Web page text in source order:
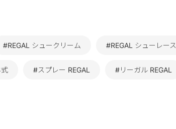
#REGAL シュークリーム #REGAL シューレース
#スプレー REGAL #リーガル REGAL